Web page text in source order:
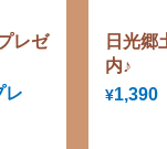
レゼ
レ
日光郷
内♪
¥1,390